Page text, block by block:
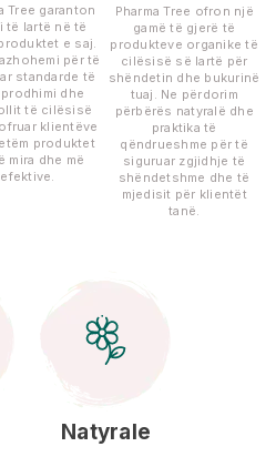
Tree garanton
të lartë në të
e saj.
për të
standarde të
prodhimi dhe
të cilësisë
klientëve
produktet
mira dhe më
efektive.
Pharma Tree ofron një
gamë të gjerë të
produkteve organike të
cilësisë së lartë për
shëndetin dhe bukurinë
tuaj. Ne përdorim
përbërës natyralë dhe
praktika të
qëndrueshme për të
siguruar zgjidhje të
shëndetshme dhe të
mjedisit për klientët
tanë.
Natyrale